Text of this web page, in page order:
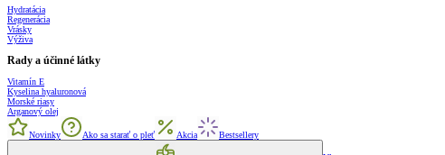
Hydratácia
Regenerácia
Vrásky
Výživa
Rady a účinné látky
Vitamín E
Kyselina hyaluronová
Morské riasy
Arganový olej
Novinky Ako sa starať o pleť Akcia Bestsellery